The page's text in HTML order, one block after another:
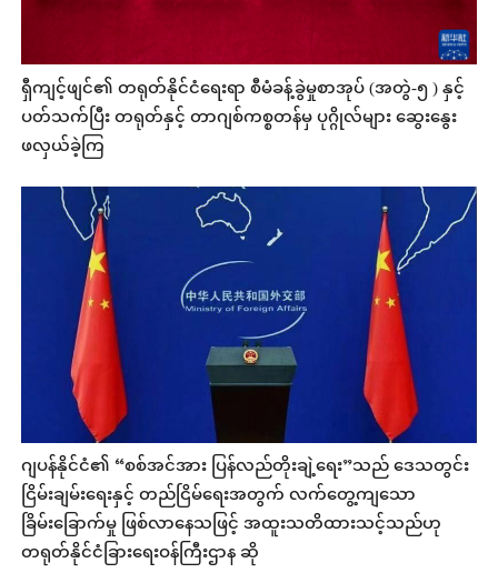
ရှီကျင့်ဖျင်၏ တရုတ်နိုင်ငံရေးရာ စီမံခန့်ခွဲမှုစာအုပ် (အတွဲ-၅ ) နှင့်
ပတ်သက်ပြီး တရုတ်နှင့် တာဂျစ်ကစ္စတန်မှ ပုဂ္ဂိုလ်များ ဆွေးနွေး
ဖလှယ်ခဲ့ကြ
ဂျပန်နိုင်ငံ၏ “စစ်အင်အား ပြန်လည်တိုးချဲ့ရေး”သည် ဒေသတွင်း
ငြိမ်းချမ်းရေးနှင့် တည်ငြိမ်ရေးအတွက် လက်တွေ့ကျသော
ခြိမ်းခြောက်မှု ဖြစ်လာနေသဖြင့် အထူးသတိထားသင့်သည်ဟု
တရုတ်နိုင်ငံခြားရေးဝန်ကြီးဌာန ဆို